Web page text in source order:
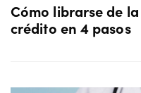
Cómo librarse de
crédito en 4 pasos